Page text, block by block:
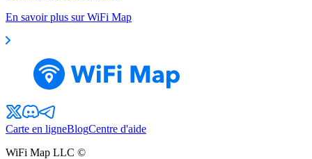
En savoir plus sur WiFi Map
Carte en ligneBlogCentre d'aide
WiFi Map LLC ©